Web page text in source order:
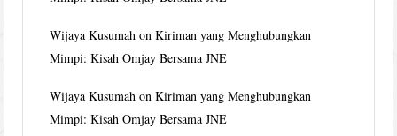
Wijaya Kusumah onKiriman yang Menghubungkan
Mimpi: Kisah Omjay Bersama JNE
Wijaya Kusumah onKiriman yang Menghubungkan
Mimpi: Kisah Omjay Bersama JNE